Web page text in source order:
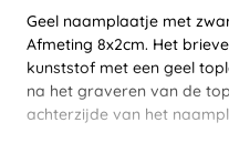
Geel naamplaatje met
Afmeting 8x2cm. Het
kunststof met een geel
na het graveren van de
achterzijde van het